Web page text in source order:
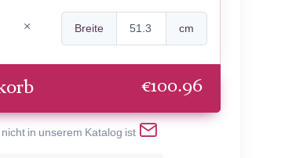
Breite cm
€100.96
in unserem Katalog ist